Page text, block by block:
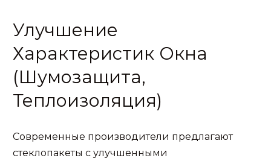
Улучшение
Характеристик Окна
(Шумозащита,
Теплоизоляция)
Современные производители предлагают
стеклопакеты с улучшенными